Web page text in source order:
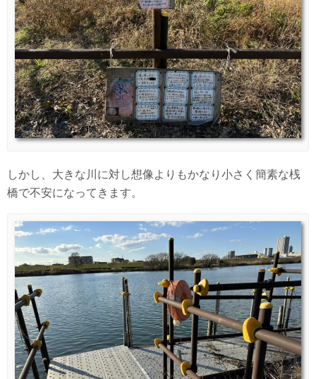
しかし、大きな川に対し想像よりもかなり小さく簡素な桟
橋で不安になってきます。